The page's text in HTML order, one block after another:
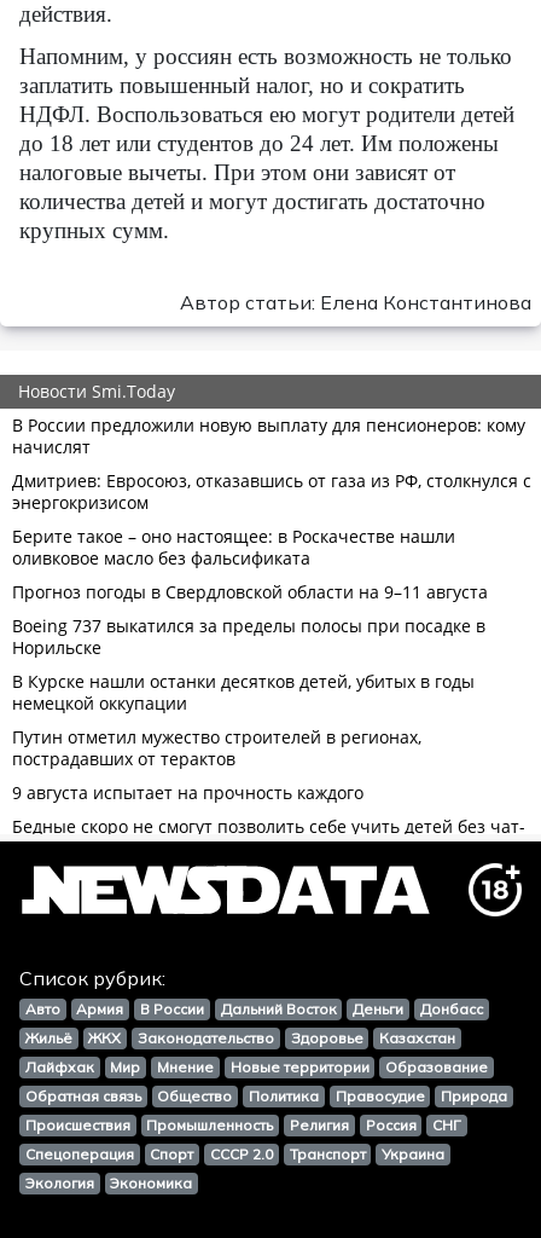
действия.
Напомним, у россиян есть возможность не только
заплатить повышенный налог, но и сократить
НДФЛ. Воспользоваться ею могут родители детей
до 18 лет или студентов до 24 лет. Им положены
налоговые вычеты. При этом они зависят от
количества детей и могут достигать достаточно
крупных сумм.
Автор статьи: Елена Константинова
Список рубрик:
Авто Армия В России Дальний Восток Деньги
Донбасс
Жильё
ЖКХ Законодательство Здоровье
Казахстан
Лайфхак
Мир Мнение Новые территории
Образование
Обратная связь
Общество Политика Правосудие
Природа
Происшествия
Промышленность Религия Россия
СНГ
Спецоперация
Спорт СССР 2.0 Транспорт
Украина
Экология
Экономика